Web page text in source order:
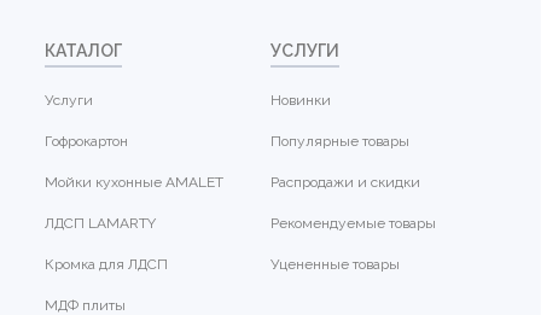
КАТАЛОГ
Услуги
Гофрокартон
Мойки кухонные AMALET
ЛДСП LAMARTY
Кромка для ЛДСП
МДФ плиты
УСЛУГИ
Новинки
Популярные товары
Распродажи и скидки
Рекомендуемые товары
Уцененные товары